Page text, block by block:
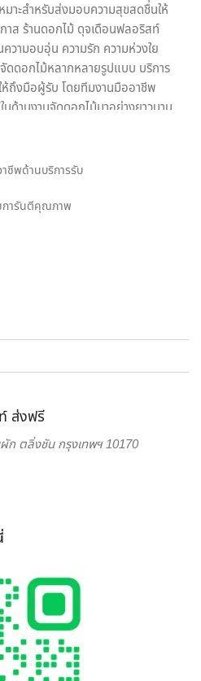
าะสำหรับส่งมอบความสุขสดชื่นให้
ส ร้านดอกไม้ ดุจเดือนฟลอริสท์
วามอบอุ่น ความรัก ความห่วงใย
ดดอกไม้หลากหลายรูปแบบ บริการ
ถึงมือผู้รับ โดยทีมงานมืออาชีพ
ด้านงานจัดดอกไม้มาอย่างยาวนาน
ความรู้สึก พร้อมสร้างความประทับ
เราจึงมุ่งมั่นใส่ใจทุกรายละเอียด
อกมาตรงตามความต้องการของ
วยพรวันเกิด, กระเช้าดอกไม้
งขวัญอีกหลายรูปแบบ ก็มั่นใจ
ดอกไม้ ของเราได้เลย
นในงานรับจัดดอกไม้ เพื่อให้ทุกผล
ายังใส่ใจในด้านบริการส่งดอกไม้
ส่งสินค้าของจากร้านของเรา
กไม้เป็นพิเศษ สามารถดูแลรักษา
ณ์ที่สุด เพราะเรา คือ ร้านดอกไม้
บโจทย์ไลฟ์สไตล์ของคนยุคใหม่
มในแห่งเดียว
มต้องการของคุณ โดยลูกค้า
บบการจัดดอกไม้ได้อย่างเต็มที่
ดุจเดือน ฟลอริสท์ ยินดีให้คำ
วัญ ประเภทดอกไม้ เพื่อสร้างความ
ว่าจะเป็นโอกาสพิเศษ งานเทศกาล
ม้ออนไลน์ กับ “ดุจเดือน
คุณผิดหวังแน่นอน
ชีพด้านบริการรับ
การันตีคุณภาพ
ส่งฟรี
ตลิ่งชัน กรุงเทพฯ 10170